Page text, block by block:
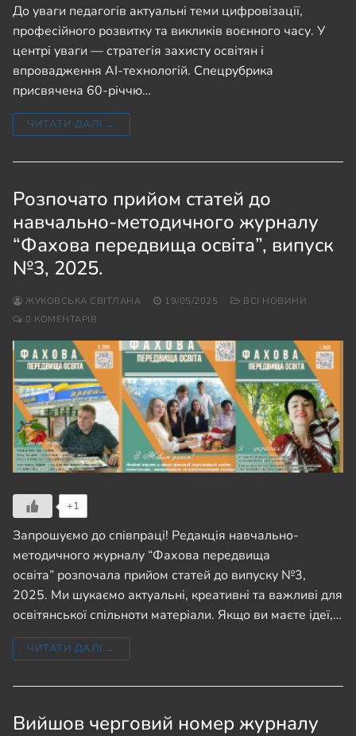
До уваги педагогів актуальні теми цифровізації,
професійного розвитку та викликів воєнного часу. У
центрі уваги — стратегія захисту освітян і
впровадження AI-технологій. Спецрубрика
присвячена 60-річчю…
ЧИТАТИ ДАЛІ →
Розпочато прийом статей до
навчально-методичного журналу
“Фахова передвища освіта”, випуск
№3, 2025.
ЖУКОВСЬКА СВІТЛАНА 19/05/2025
ВСІ НОВИНИ
0 КОМЕНТАРІВ
+1
Запрошуємо до співпраці! Редакція навчально-
методичного журналу “Фахова передвища
освіта” розпочала прийом статей до випуску №3,
2025. Ми шукаємо актуальні, креативні та важливі для
освітянської спільноти матеріали. Якщо ви маєте ідеї,…
ЧИТАТИ ДАЛІ →
Вийшов черговий номер журналу